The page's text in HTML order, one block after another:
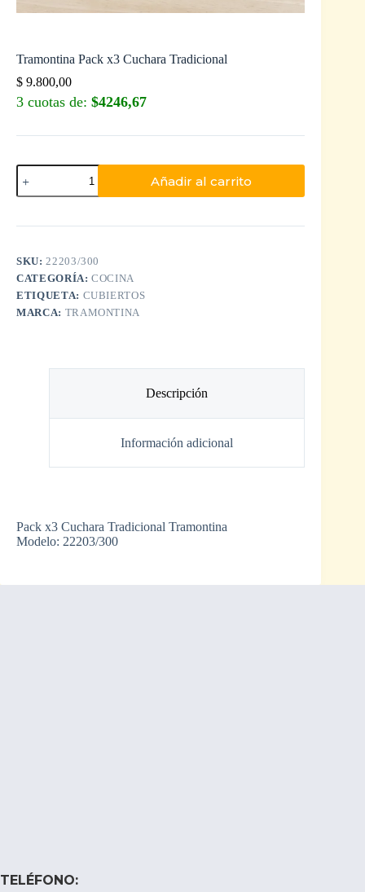
Tramontina Pack x3 Cuchara Tradicional
$ 9.800,00
3 cuotas de: $4246,67
Añadir al carrito
SKU:22203/300
CATEGORÍA:COCINA
ETIQUETA: CUBIERTOS
MARCA: TRAMONTINA
Descripción
Información adicional
Pack x3 Cuchara Tradicional Tramontina
Modelo: 22203/300
TELÉFONO: